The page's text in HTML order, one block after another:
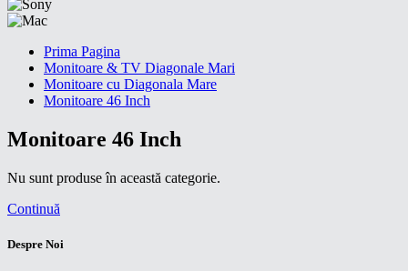
Prima Pagina
Monitoare & TV Diagonale Mari
Monitoare cu Diagonala Mare
Monitoare 46 Inch
Monitoare 46 Inch
Nu sunt produse în această categorie.
Continuă
Despre Noi